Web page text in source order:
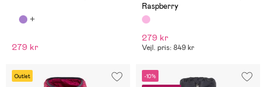
279 kr
Raspberry
279 kr
Vejl. pris: 849 kr
Outlet -10%